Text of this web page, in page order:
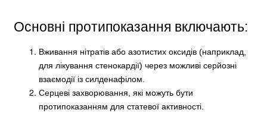
Основні протипоказання включають:
Вживання нітратів або азотистих оксидів (наприклад,
для лікування стенокардії) через можливі серйозні
взаємодії із силденафілом.
Серцеві захворювання, які можуть бути
протипоказанням для статевої активності.